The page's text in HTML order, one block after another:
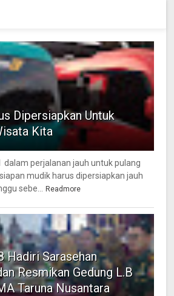
Dipersiapkan Untuk
Kita
dalam perjalanan jauh untuk pulang
mudik harus dipersiapkan jauh
sebe...
Readmore
Hadiri Sarasehan
Resmikan Gedung L.B
Taruna Nusantara